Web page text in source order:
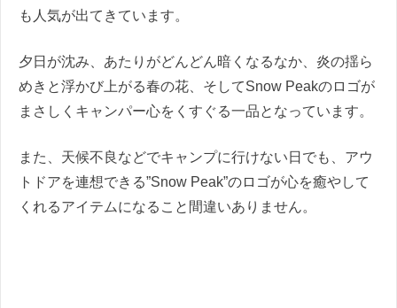
も人気が出てきています。
夕日が沈み、あたりがどんどん暗くなるなか、炎の揺ら
めきと浮かび上がる春の花、そしてSnow Peakのロゴが
まさしくキャンパー心をくすぐる一品となっています。
また、天候不良などでキャンプに行けない日でも、アウ
トドアを連想できる”Snow Peak”のロゴが心を癒やして
くれるアイテムになること間違いありません。